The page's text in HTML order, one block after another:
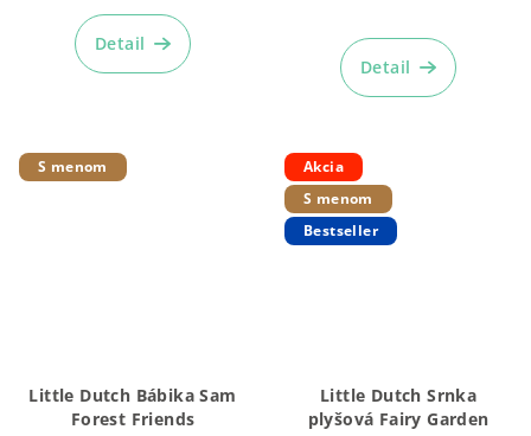
hodnotenie
produktu
Detail
hodnotenie
produktu
Detail
S menom
Little Dutch Bábika Sam
Forest Friends
Akcia
S menom
Bestseller
Little Dutch Srnka
plyšová Fairy Garden